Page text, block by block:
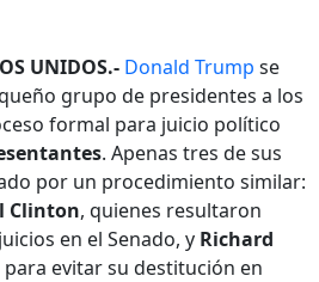
UNIDOS.- Donald Trump se
grupo de presidentes a los
formal para juicio político
. Apenas tres de sus
por un procedimiento similar:
Clinton, quienes resultaron
en el Senado, y Richard
evitar su destitución en